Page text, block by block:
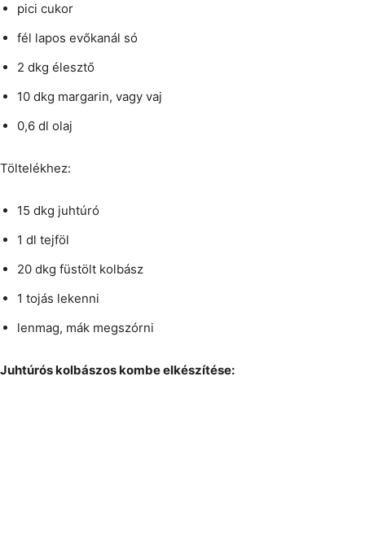
pici cukor
fél lapos evőkanál só
2 dkg élesztő
10 dkg margarin, vagy vaj
0,6 dl olaj
Töltelékhez:
15 dkg juhtúró
1 dl tejföl
20 dkg füstölt kolbász
1 tojás lekenni
lenmag, mák megszórni
Juhtúrós kolbászos kombe elkészítése: